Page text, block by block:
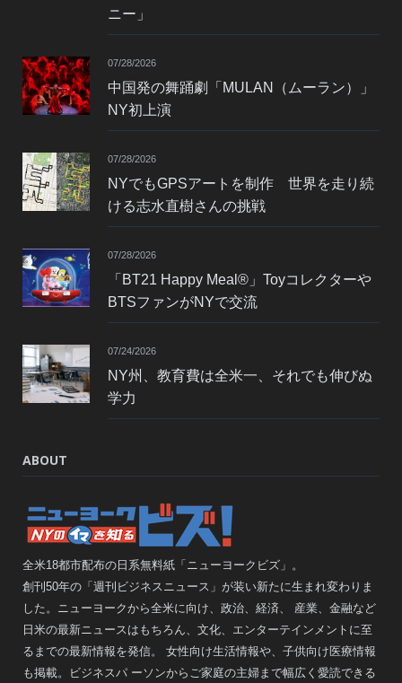
ニー」
07/28/2026
中国発の舞踊劇「MULAN（ムーラン）」
NY初上演
07/28/2026
NYでもGPSアートを制作 世界を走り続
ける志水直樹さんの挑戦
07/28/2026
「BT21 Happy Meal®」Toyコレクターや
BTSファンがNYで交流
07/24/2026
NY州、教育費は全米一、それでも伸びぬ
学力
ABOUT
全米18都市配布の日系無料紙「ニューヨークビズ」。
創刊50年の「週刊ビジネスニュース」が装い新たに生まれ変わりま
した。ニューヨークから全米に向け、政治、経済、 産業、金融など
日米の最新ニュースはもちろん、文化、エンターテインメントに至
るまでの最新情報を発信。 女性向け生活情報や、子供向け医療情報
も掲載。ビジネスパ ーソンからご家庭の主婦まで幅広く愛読できる